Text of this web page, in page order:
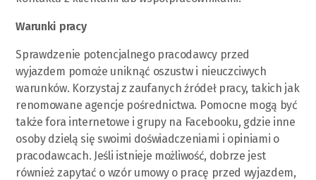
Warunki pracy
Sprawdzenie potencjalnego pracodawcy przed
wyjazdem pomoże uniknąć oszustw i nieuczciwych
warunków. Korzystaj z zaufanych źródeł pracy, takich jak
renomowane agencje pośrednictwa. Pomocne mogą być
także fora internetowe i grupy na Facebooku, gdzie inne
osoby dzielą się swoimi doświadczeniami i opiniami o
pracodawcach. Jeśli istnieje możliwość, dobrze jest
również zapytać o wzór umowy o pracę przed wyjazdem,